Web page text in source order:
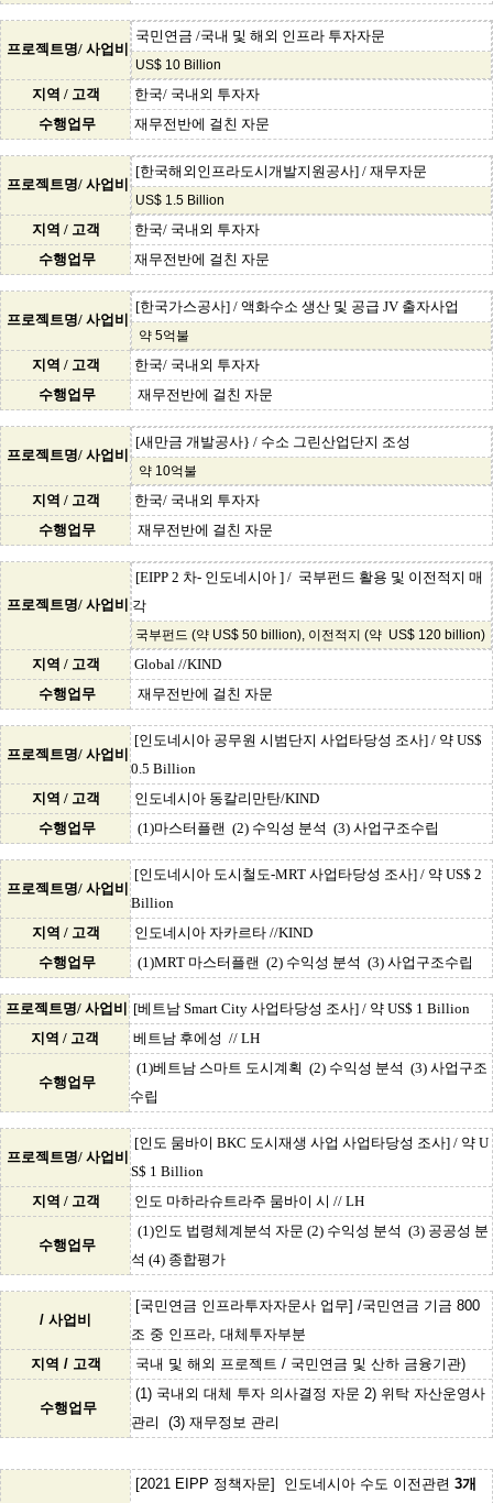
프로젝트명/ 사업비
국민연금 /국내 및 해외 인프라 투자자문
US$ 10 Billion
지역 / 고객
한국/ 국내외 투자자
수행업무
재무전반에 걸친 자문
프로젝트명/ 사업비
[한국해외인프라도시개발지원공사] / 재무자문
US$ 1.5 Billion
지역 / 고객
한국/ 국내외 투자자
수행업무
재무전반에 걸친 자문
프로젝트명/ 사업비
[한국가스공사] / 액화수소 생산 및 공급 JV 출자사업
약 5억불
지역 / 고객
한국/ 국내외 투자자
수행업무
재무전반에 걸친 자문
프로젝트명/ 사업비
[새만금 개발공사} / 수소 그린산업단지 조성
약 10억불
지역 / 고객
한국/ 국내외 투자자
수행업무
재무전반에 걸친 자문
프로젝트명/ 사업비
[EIPP 2 차- 인도네시아 ] / 국부펀드 활용 및 이전적지 매
각
국부펀드 (약 US$ 50 billion), 이전적지 (약 US$ 120 billion)
지역 / 고객
Global //KIND
수행업무
재무전반에 걸친 자문
프로젝트명/ 사업비
[인도네시아 공무원 시범단지 사업타당성 조사] / 약 US$
0.5 Billion
지역 / 고객
인도네시아 동칼리만탄/KIND
수행업무
(1)마스터플랜 (2) 수익성 분석 (3) 사업구조수립
프로젝트명/ 사업비
[인도네시아 도시철도-MRT 사업타당성 조사] / 약 US$ 2
Billion
지역 / 고객
인도네시아 자카르타 //KIND
수행업무
(1)MRT 마스터플랜 (2) 수익성 분석 (3) 사업구조수립
프로젝트명/ 사업비
[베트남 Smart City 사업타당성 조사] / 약 US$ 1 Billion
지역 / 고객
베트남 후에성 // LH
수행업무
(1)베트남 스마트 도시계획 (2) 수익성 분석 (3) 사업구조
수립
프로젝트명/ 사업비
[인도 뭄바이 BKC 도시재생 사업 사업타당성 조사] / 약 U
S$ 1 Billion
지역 / 고객
인도 마하라슈트라주 뭄바이 시 // LH
수행업무
(1)인도 법령체계분석 자문 (2) 수익성 분석 (3) 공공성 분
석 (4) 종합평가
/ 사업비
[국민연금 인프라투자자문사 업무] /국민연금 기금 800
조 중 인프라, 대체투자부분
지역 / 고객
국내 및 해외 프로젝트 / 국민연금 및 산하 금융기관)
수행업무
(1) 국내외 대체 투자 의사결정 자문 2) 위탁 자산운영사
관리 (3) 재무정보 관리
[2021 EIPP 정책자문] 인도네시아 수도 이전관련 3개